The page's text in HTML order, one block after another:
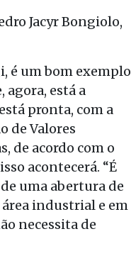
Jacyr Bongiolo,
é um bom exemplo
agora, está a
pronta, com a
de Valores
de acordo com o
acontecerá. “É
uma abertura de
industrial e em
necessita de